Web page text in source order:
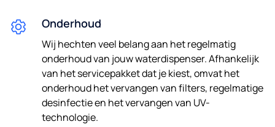
Telefoonnummer
Ik geef toestemming om via e-mail en telefonisch
contact benaderd te worden over toekomstige updates
en aanbiedingen.
Onderhoud
Wij hechten veel belang aan het regelmatig
onderhoud van jouw waterdispenser. Afhankelijk
van het servicepakket dat je kiest, omvat het
onderhoud het vervangen van filters, regelmatige
desinfectie en het vervangen van UV-
technologie.